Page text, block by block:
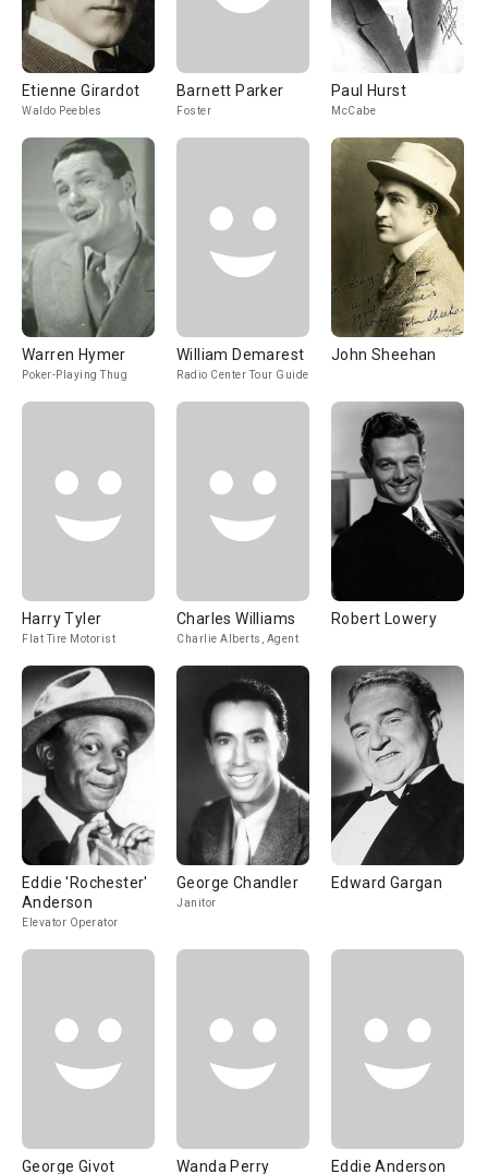
Etienne Girardot
Waldo Peebles
Barnett Parker
Foster
Paul Hurst
McCabe
Warren Hymer
Poker-Playing Thug
William Demarest
Radio Center Tour Guide
John Sheehan
Harry Tyler
Flat Tire Motorist
Charles Williams
Charlie Alberts, Agent
Robert Lowery
Eddie 'Rochester'
Anderson
Elevator Operator
George Chandler
Janitor
Edward Gargan
George Givot Wanda Perry Eddie Anderson